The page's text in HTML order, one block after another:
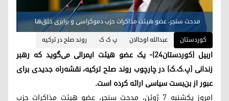
مدحت سنجر، عضو هیئت مذاکرات حزب دموکراسی و برابری خلق‌ها
کوردستان
عبدالله اوجالان پ ک ک روند صلح در ترکیه
اربیل (کوردستان۲۴)- یک عضو هیئت ایمرالی می‌گوید که رهبر
زندانی (پ.ک.ک) در چارچوب روند صلح ترکیه، نقشه‌راه جدیدی برای
عبور از بن‌بست سیاسی ارائه کرده است.
امروز یکشنبه ۷ ژوئن، مدحت سنجر، عضو هیئت مذاکرات حزب